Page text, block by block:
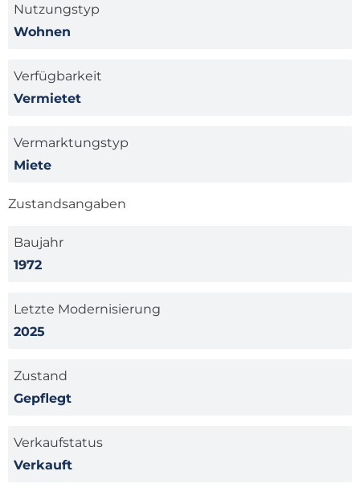
Nutzungstyp
Wohnen
Verfügbarkeit
Vermietet
Vermarktungstyp
Miete
Zustandsangaben
Baujahr
1972
Letzte Modernisierung
2025
Zustand
Gepflegt
Verkaufstatus
Verkauft